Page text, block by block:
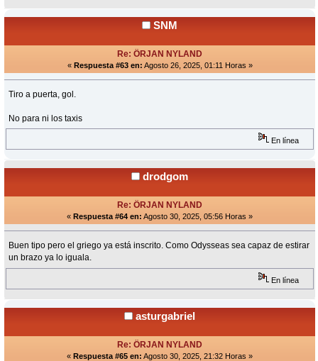
SNM
Re: ÖRJAN NYLAND
« Respuesta #63 en: Agosto 26, 2025, 01:11 Horas »
Tiro a puerta, gol.
No para ni los taxis
En línea
drodgom
Re: ÖRJAN NYLAND
« Respuesta #64 en: Agosto 30, 2025, 05:56 Horas »
Buen tipo pero el griego ya está inscrito. Como Odysseas sea capaz de estirar
un brazo ya lo iguala.
En línea
asturgabriel
Re: ÖRJAN NYLAND
« Respuesta #65 en: Agosto 30, 2025, 21:32 Horas »